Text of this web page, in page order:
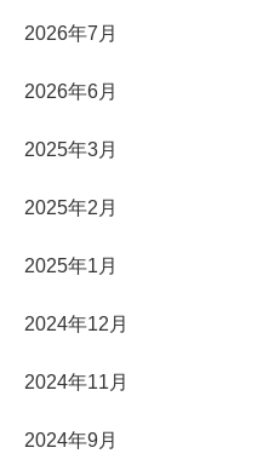
2026年7月
2026年6月
2025年3月
2025年2月
2025年1月
2024年12月
2024年11月
2024年9月